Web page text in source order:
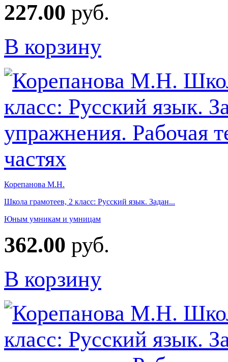
227.00 руб.
В корзину
Корепанова М.Н.
Школа грамотеев, 2 класс: Русский язык. Задан...
Юным умникам и умницам
362.00 руб.
В корзину